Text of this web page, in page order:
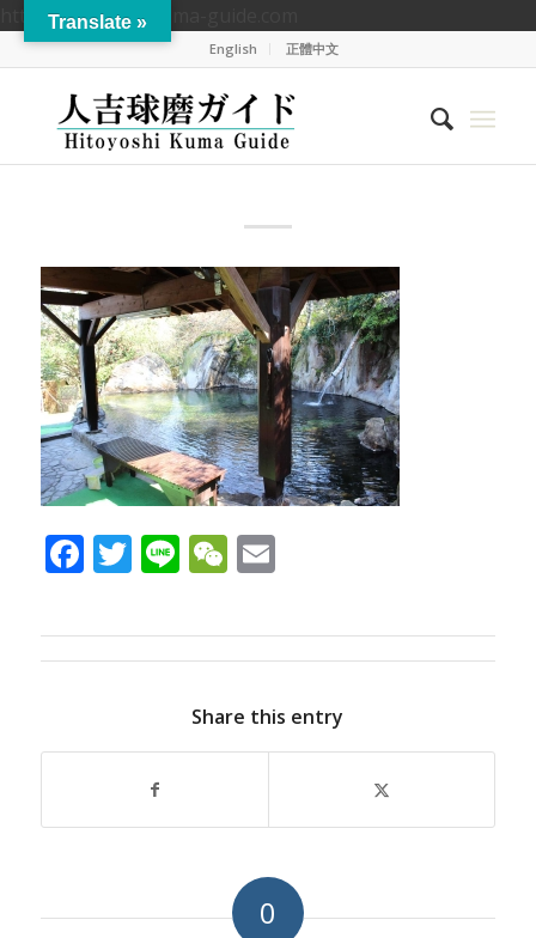
https://hitoyoshikuma-guide.com
English 正體中文
Facebook
Twitter
LineWeChat
Email
Share this entry
0
Translate »